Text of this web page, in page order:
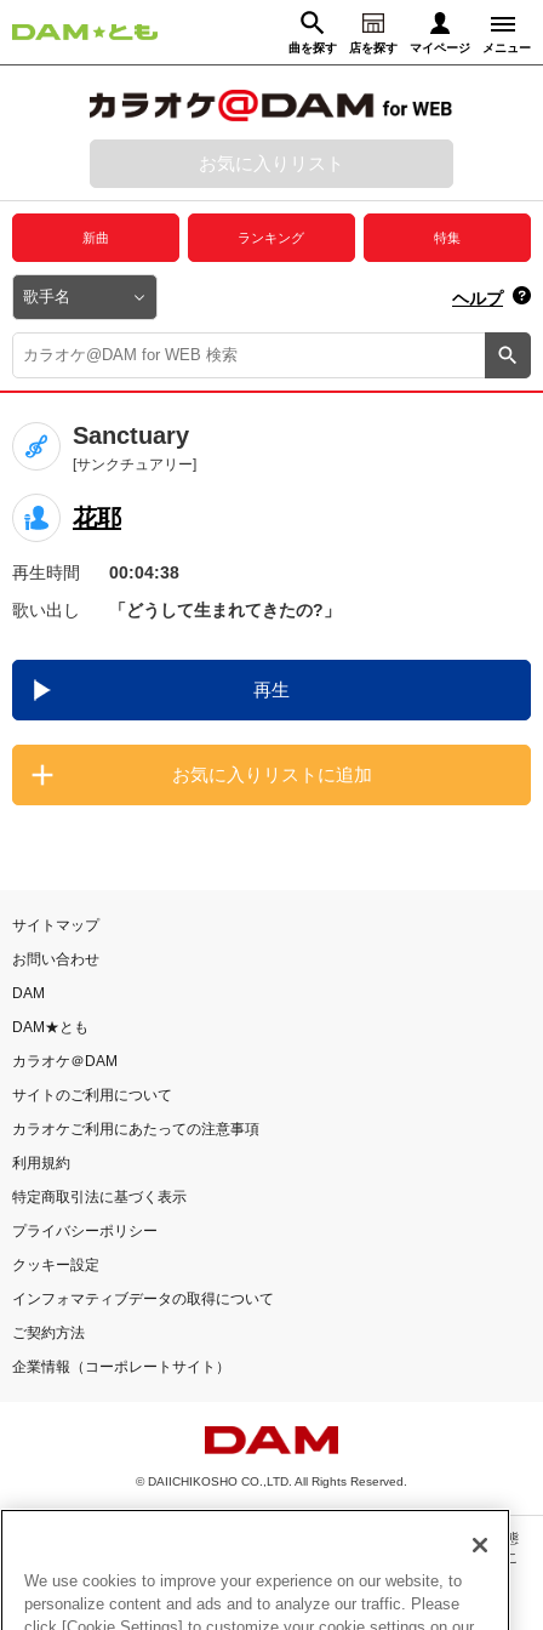
曲を探す 店を探す マイページ メニュー
動画からさがす 録音からさがす
ログイン
プレミアムサービス
DAM★とも動画
DAM★とも録音
カラオケ＠DAM
ユーザー検索
キャンペーン
お知らせ よくあるご質問
DAMの新曲・ランキングなど
カラオケ最新情報をチェック！
お気に入りリスト
新曲 ランキング 特集
ヘルプ
Sanctuary
[サンクチュアリー]
花耶
再生時間
00:04:38
歌い出し
「どうして生まれてきたの?」
再生
お気に入りリストに追加
サイトマップ
お問い合わせ
DAM
DAM★とも
カラオケ＠DAM
サイトのご利用について
カラオケご利用にあたっての注意事項
利用規約
特定商取引法に基づく表示
プライバシーポリシー
クッキー設定
インフォマティブデータの取得について
ご契約方法
企業情報（コーポレートサイト）
© DAIICHIKOSHO CO.,LTD. All Rights Reserved.
このサイトに掲載されている一切の文章・画像・写真・動画・音声等を、手段や形態
を問わず、著作権法の定める範囲を超えて無断で複製、転載、ファイル化などするこ
とを禁じます。
楽曲及びコンテンツは、機種によりご利用いただけない場合があります。
We use cookies to improve your experience on our website, to
personalize content and ads and to analyze our traffic. Please